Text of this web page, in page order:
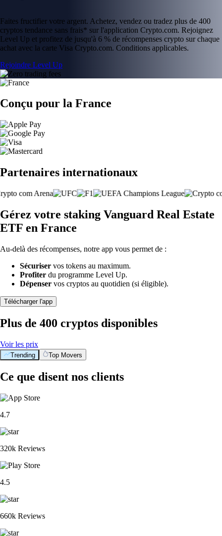
Faites fructifier votre argent. Achetez, vendez ou tradez plus de 400
cryptos tendance sans frais* sur l'application Crypto.com. Rejoignez
Level Up et profitez de jusqu'à 6 % de récompenses crypto sur chaque
achat avec la carte Visa Crypto.com. Conditions applicables.
Rejoindre Level Up
Conçu pour la France
Partenaires internationaux
Gérez votre staking Vanguard Real Estate
ETF en France
Au-delà des récompenses, notre app vous permet de :
Sécuriser vos tokens au maximum.
Profiter du programme Level Up.
Dépenser vos cryptos au quotidien (si éligible).
Télécharger l'app
Plus de 400 cryptos disponibles
Voir les prix
Trending Top Movers
Ce que disent nos clients
4.7
320k Reviews
4.5
660k Reviews